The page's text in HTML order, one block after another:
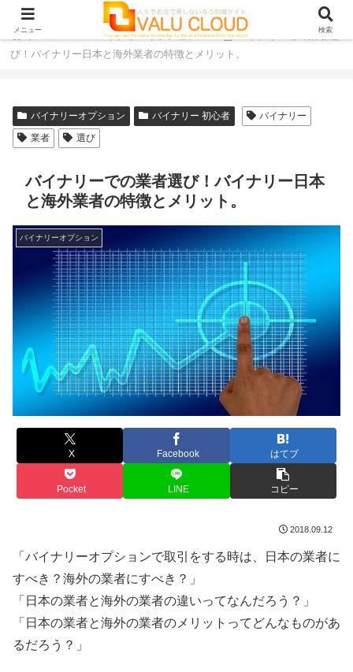
ホーム バイナリーオプション
バイナリーでの業者選
び！バイナリー日本と海外業者の特徴とメリット。
バイナリーオプション バイナリー 初心者
バイナリー
業者
選び
バイナリーでの業者選び！バイナリー日本
と海外業者の特徴とメリット。
バイナリーオプション
X Facebook はてブ
Pocket LINE コピー
2018.09.12
「バイナリーオプションで取引をする時は、日本の業者に
すべき？海外の業者にすべき？」
「日本の業者と海外の業者の違いってなんだろう？」
「日本の業者と海外の業者のメリットってどんなものがあ
るだろう？」
メニュー 検索